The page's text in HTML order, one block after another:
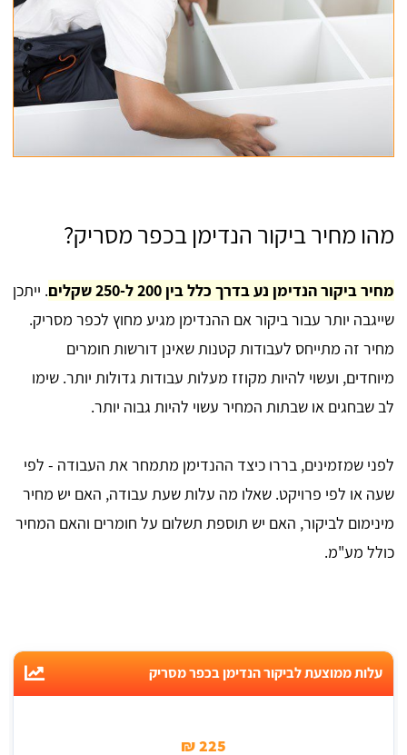
מהו מחיר ביקור הנדימן בכפר מסריק?
מחיר ביקור הנדימן נע בדרך כלל בין 200 ל-250 שקלים
. ייתכן
שייגבה יותר עבור ביקור אם ההנדימן מגיע מחוץ לכפר מסריק.
מחיר זה מתייחס לעבודות קטנות שאינן דורשות חומרים
מיוחדים, ועשוי להיות מקוזז מעלות עבודות גדולות יותר. שימו
לב שבחגים או שבתות המחיר עשוי להיות גבוה יותר.
לפני שמזמינים, בררו כיצד ההנדימן מתמחר את העבודה - לפי
שעה או לפי פרויקט. שאלו מה עלות שעת עבודה, האם יש מחיר
מינימום לביקור, האם יש תוספת תשלום על חומרים והאם המחיר
כולל מע"מ.
עלות ממוצעת לביקור הנדימן בכפר מסריק
225 ₪